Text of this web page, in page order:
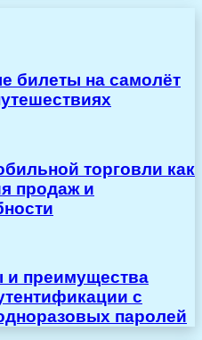
билеты на самолёт
торговли как
продаж и
преимущества
с
паролей